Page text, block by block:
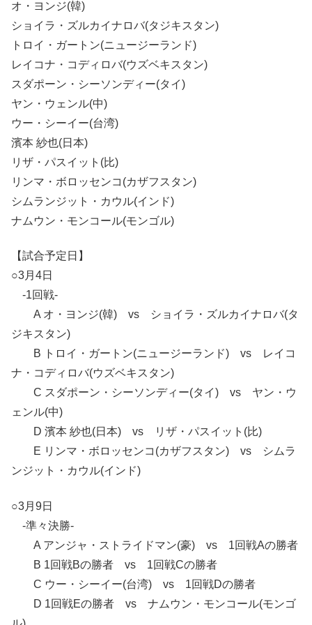
オ・ヨンジ(韓)
ショイラ・ズルカイナロバ(タジキスタン)
トロイ・ガートン(ニュージーランド)
レイコナ・コディロバ(ウズベキスタン)
スダポーン・シーソンディー(タイ)
ヤン・ウェンル(中)
ウー・シーイー(台湾)
濱本 紗也(日本)
リザ・パスイット(比)
リンマ・ボロッセンコ(カザフスタン)
シムランジット・カウル(インド)
ナムウン・モンコール(モンゴル)
【試合予定日】
○3月4日
-1回戦-
A オ・ヨンジ(韓) vs ショイラ・ズルカイナロバ(タ
ジキスタン)
B トロイ・ガートン(ニュージーランド) vs レイコ
ナ・コディロバ(ウズベキスタン)
C スダポーン・シーソンディー(タイ) vs ヤン・ウ
ェンル(中)
D 濱本 紗也(日本) vs リザ・パスイット(比)
E リンマ・ボロッセンコ(カザフスタン) vs シムラ
ンジット・カウル(インド)
○3月9日
-準々決勝-
A アンジャ・ストライドマン(豪) vs 1回戦Aの勝者
B 1回戦Bの勝者 vs 1回戦Cの勝者
C ウー・シーイー(台湾) vs 1回戦Dの勝者
D 1回戦Eの勝者 vs ナムウン・モンコール(モンゴ